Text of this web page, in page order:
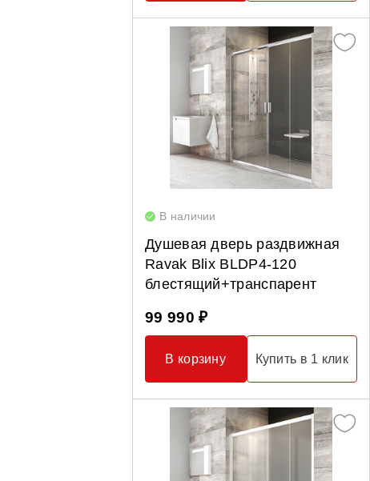
Гидромассаж для ванны
В наличии
Душевая дверь раздвижная
Ravak Blix BLDP4-120
блестящий+транспарент
99 990 ₽
В корзину Купить в 1 клик